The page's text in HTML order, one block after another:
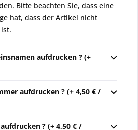
Bitte beachten Sie, dass eine
hat, dass der Artikel nicht
aufdrucken ? (+
aufdrucken ? (+ 4,50 € /
? (+ 4,50 € /